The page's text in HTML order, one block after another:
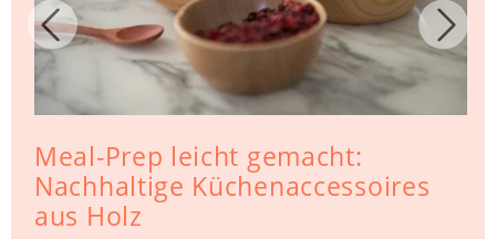
Meal-Prep leicht gemacht:
Nachhaltige Küchenaccessoires
aus Holz